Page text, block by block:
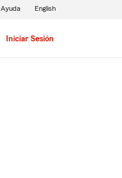
Iniciar Sesión
Ayuda English